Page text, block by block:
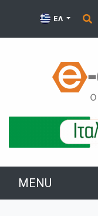
ΕΛ
MENU